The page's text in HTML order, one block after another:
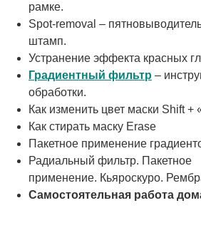
рамке.
Spot-removal –
штамп.
Устранение эффекта красных
Градиентный фильтр –
обработки.
Как изменить цвет маски Shift +
Как стирать маску Erase
Пакетное применение
Радиальный фильтр. Пакетное
применение. Кьяроскуро.
Самостоятельная работа